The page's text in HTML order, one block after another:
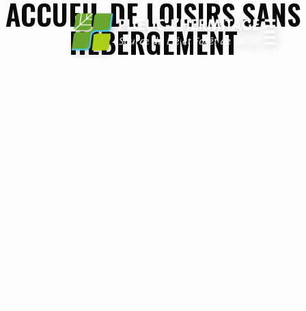
ACCUEIL DE LOISIRS SANS
HÉBERGEMENT